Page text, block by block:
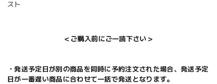
スト
＜ご購入前にご一読下さい＞
・発送予定日が別の商品を同時に予約注文された場合、発送予定
日が一番遅い商品に合わせて一括で発送となります。